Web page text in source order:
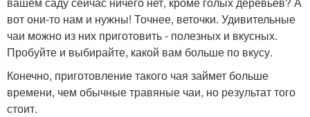
вот они-то нам и нужны! Точнее, веточки. Удивительные
чаи можно из них приготовить - полезных и вкусных.
Пробуйте и выбирайте, какой вам больше по вкусу.
Конечно, приготовление такого чая займет больше
времени, чем обычные травяные чаи, но результат того
стоит.